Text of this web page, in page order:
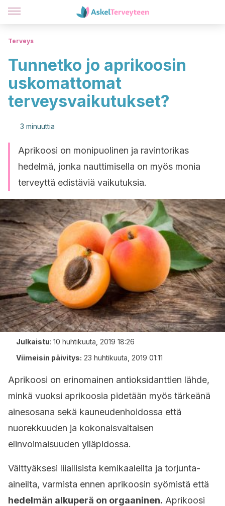
Terveys
Tunnetko jo aprikoosin
uskomattomat
terveysvaikutukset?
3 minuuttia
Aprikoosi on monipuolinen ja ravintorikas
hedelmä, jonka nauttimisella on myös monia
terveyttä edistäviä vaikutuksia.
Julkaistu: 10 huhtikuuta, 2019 18:26
Viimeisin päivitys: 23 huhtikuuta, 2019 01:11
Aprikoosi on erinomainen antioksidanttien lähde,
minkä vuoksi aprikoosia pidetään myös tärkeänä
ainesosana sekä kauneudenhoidossa että
nuorekkuuden ja kokonaisvaltaisen
elinvoimaisuuden ylläpidossa.
Välttyäksesi liiallisista kemikaaleilta ja torjunta-
aineilta, varmista ennen aprikoosin syömistä että
hedelmän alkuperä on orgaaninen. Aprikoosi